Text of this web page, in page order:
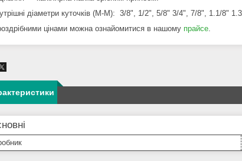
діаметри куточків (М-М): 3/8", 1/2", 5/8" 3/4", 7/8", 1.1/8"
цінами можна ознайомитися в нашому прайсе